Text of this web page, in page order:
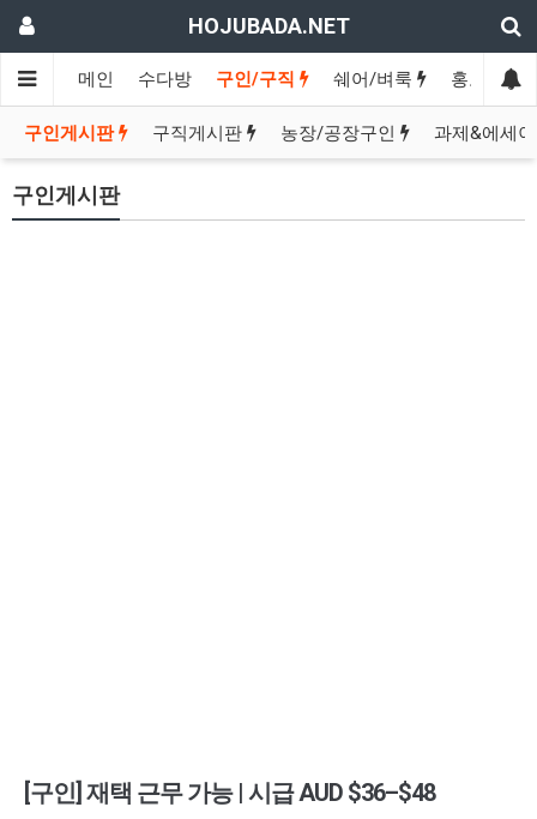
HOJUBADA.NET
메인 수다방 구인/구직 쉐어/벼룩 홍보방
구인게시판 구직게시판 농장/공장구인 과제&에세이
구인게시판
[구인] 재택 근무 가능 | 시급 AUD $36–$48